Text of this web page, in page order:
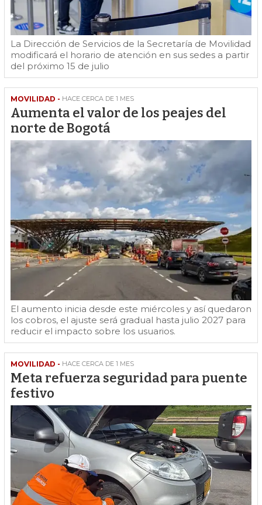
La Dirección de Servicios de la Secretaría de Movilidad
modificará el horario de atención en sus sedes a partir
del próximo 15 de julio
MOVILIDAD - HACE CERCA DE 1 MES
Aumenta el valor de los peajes del
norte de Bogotá
El aumento inicia desde este miércoles y así quedaron
los cobros, el ajuste será gradual hasta julio 2027 para
reducir el impacto sobre los usuarios.
MOVILIDAD - HACE CERCA DE 1 MES
Meta refuerza seguridad para puente
festivo